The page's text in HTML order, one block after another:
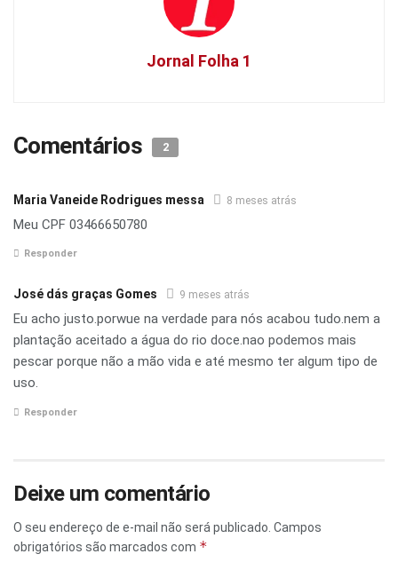
Jornal Folha 1
Comentários 2
Maria Vaneide Rodrigues messa 8 meses atrás
Meu CPF 03466650780
Responder
José dás graças Gomes 9 meses atrás
Eu acho justo.porwue na verdade para nós acabou tudo.nem a
plantação aceitado a água do rio doce.nao podemos mais
pescar porque não a mão vida e até mesmo ter algum tipo de
uso.
Responder
Deixe um comentário
O seu endereço de e-mail não será publicado. Campos
obrigatórios são marcados com *